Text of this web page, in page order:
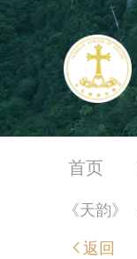
首页
《天韵》
返回